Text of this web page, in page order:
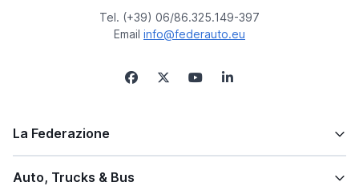
Tel. (+39) 06/86.325.149-397
Email info@federauto.eu
La Federazione
Auto, Trucks & Bus